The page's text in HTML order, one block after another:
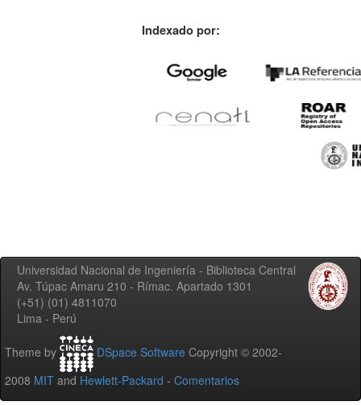
Indexado por:
Universidad Nacional de Ingeniería - Biblioteca Central
Av. Túpac Amaru 210 - Rímac. Apartado 1301
(+51) (01) 4811070
Lima - Perú
Theme by DSpace Software Copyright © 2002-
2008 MIT and Hewlett-Packard - Comentarios